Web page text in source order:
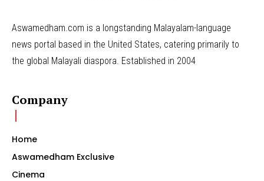
Aswamedham.com is a longstanding Malayalam-language
news portal based in the United States, catering primarily to
the global Malayali diaspora. Established in 2004
Company
Home
Aswamedham Exclusive
Cinema